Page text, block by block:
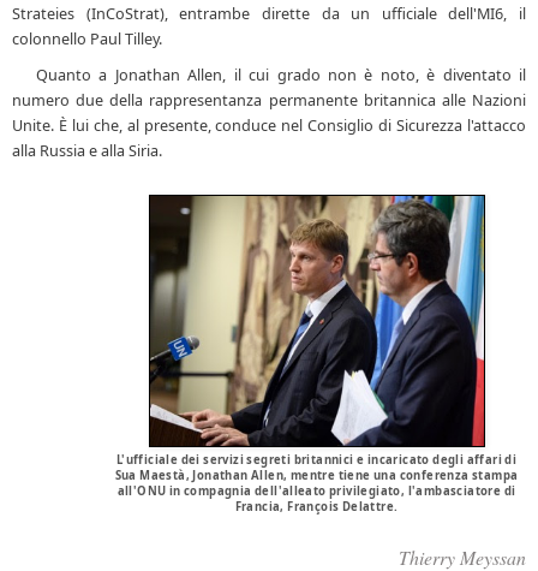
Strateies (InCoStrat), entrambe dirette da un ufficiale dell'MI6, il
colonnello Paul Tilley.
Quanto a Jonathan Allen, il cui grado non è noto, è diventato il
numero due della rappresentanza permanente britannica alle Nazioni
Unite. È lui che, al presente, conduce nel Consiglio di Sicurezza l'attacco
alla Russia e alla Siria.
L'ufficiale dei servizi segreti britannici e incaricato degli affari di
Sua Maestà, Jonathan Allen, mentre tiene una conferenza stampa
all'ONU in compagnia dell'alleato privilegiato, l'ambasciatore di
Francia, François Delattre.
Thierry Meyssan